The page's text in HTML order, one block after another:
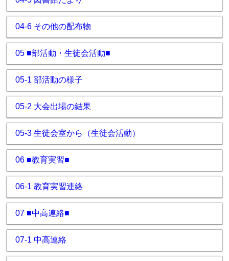
04-6 その他の配布物
05 ■部活動・生徒会活動■
05-1 部活動の様子
05-2 大会出場の結果
05-3 生徒会室から（生徒会活動）
06 ■教育実習■
06-1 教育実習連絡
07 ■中高連絡■
07-1 中高連絡